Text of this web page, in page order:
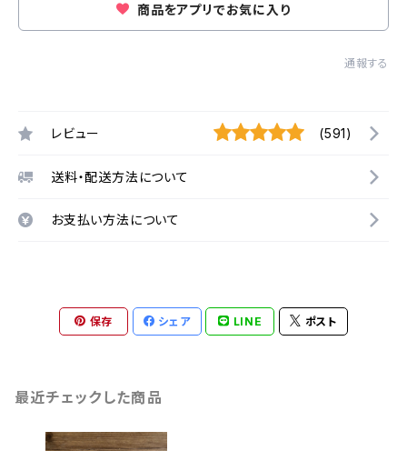
商品をアプリでお気に入り
通報する
レビュー (591)
送料・配送方法について
お支払い方法について
保存 シェア LINE ポスト
最近チェックした商品